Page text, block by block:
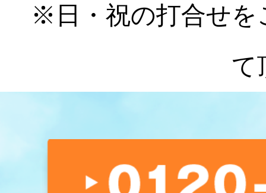
※日・祝の打合せを
て